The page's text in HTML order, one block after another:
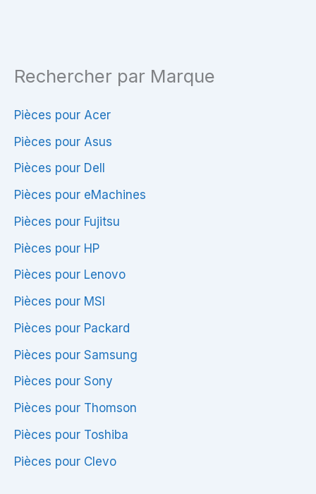
Rechercher par Marque
Pièces pour Acer
Pièces pour Asus
Pièces pour Dell
Pièces pour eMachines
Pièces pour Fujitsu
Pièces pour HP
Pièces pour Lenovo
Pièces pour MSI
Pièces pour Packard
Pièces pour Samsung
Pièces pour Sony
Pièces pour Thomson
Pièces pour Toshiba
Pièces pour Clevo